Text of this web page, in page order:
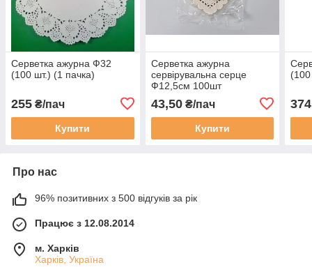
Серветка ажурна Ф32
(100 шт.) (1 пачка)
255 ₴/пач
Купити
Серветка ажурна
сервірувальна серце
Ф12,5см 100шт
43,50₴/пач
Купити
Про нас
96% позитивних з 500 відгуків за рік
Працює з 12.08.2014
м. Харків
Харків, Україна